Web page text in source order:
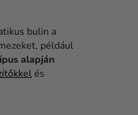
bulin a
például
alapján
és